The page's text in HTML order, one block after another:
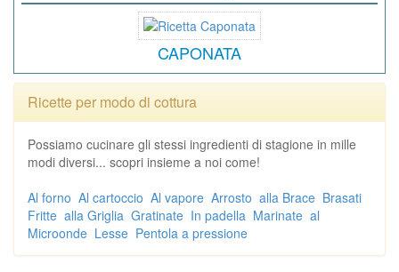
CAPONATA
Ricette per modo di cottura
Possiamo cucinare gli stessi ingredienti di stagione in mille
modi diversi... scopri insieme a noi come!
Al forno Al cartoccio Al vapore Arrosto alla Brace Brasati
Fritte alla Griglia Gratinate In padella Marinate al
Microonde Lesse Pentola a pressione